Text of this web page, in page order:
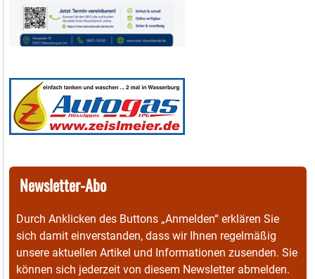
Newsletter-Abo
Durch Anklicken des Buttons „Anmelden“ erklären Sie
sich damit einverstanden, dass wir Ihnen regelmäßig
unsere aktuellen Artikel und Informationen zusenden. Sie
können sich jederzeit von diesem Newsletter abmelden.